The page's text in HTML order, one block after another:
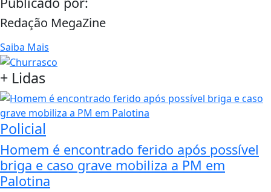
Redação MegaZine
Saiba Mais
+ Lidas
Policial
Homem é encontrado ferido após possível
briga e caso grave mobiliza a PM em
Palotina